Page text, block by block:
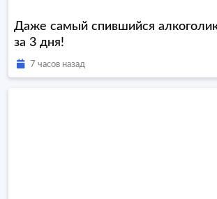
Даже самый спившийся
за 3 дня!
7 часов назад